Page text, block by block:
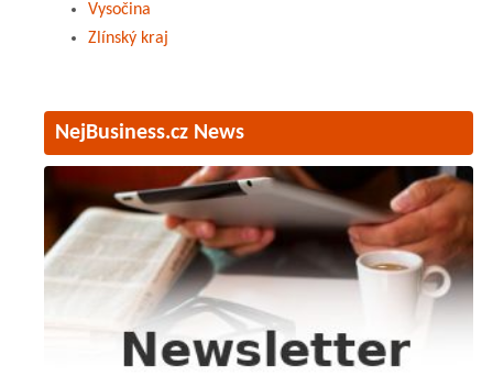
Vysočina
Zlínský kraj
NejBusiness.cz News